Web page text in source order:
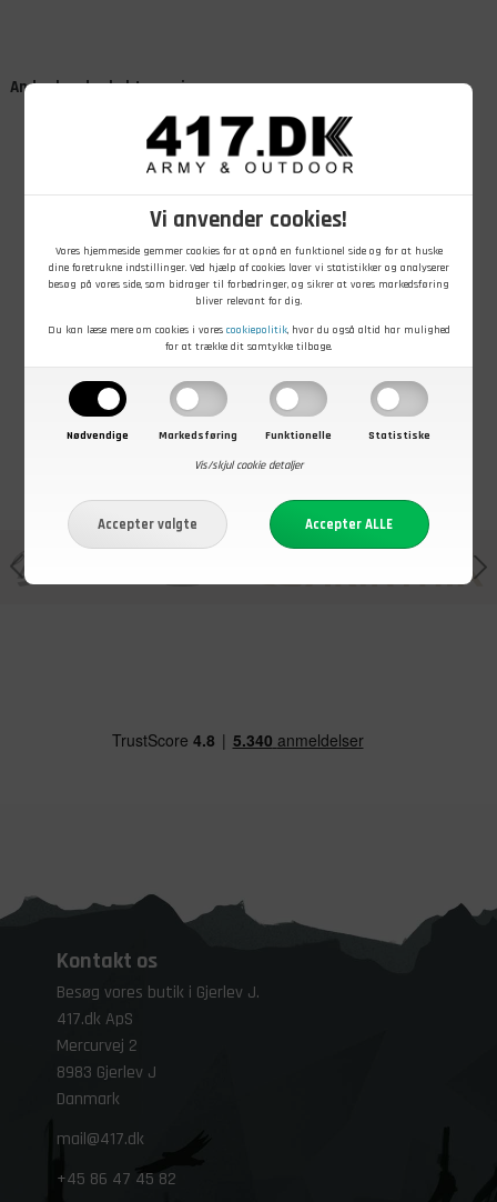
Vi anvender cookies!
Vores hjemmeside gemmer cookies for at opnå en funktionel side og for at huske
dine foretrukne indstillinger. Ved hjælp af cookies laver vi statistikker og analyserer
besøg på vores side, som bidrager til forbedringer, og sikrer at vores markedsføring
bliver relevant for dig.
Du kan læse mere om cookies i vores cookiepolitik, hvor du også altid har mulighed
for at trække dit samtykke tilbage.
Nødvendige Markedsføring Funktionelle
Statistiske
Vis/skjul cookie detaljer
Andre kunder købte også
299,00 DKK
Woodland
59,00 DKK
Army kasket til
69,00DKK
lommelygte i
Lille
Kontakt os
Besøg vores butik i Gjerlev J.
417.dk ApS
Mercurvej 2
8983 Gjerlev J
Danmark
mail@417.dk
+45 86 47 45 82